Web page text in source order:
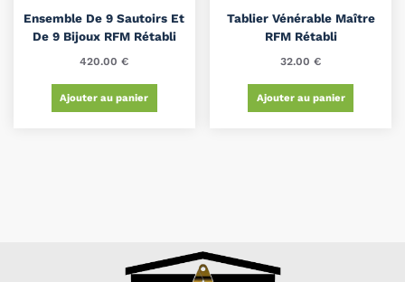
Ensemble De 9 Sautoirs Et
De 9 Bijoux RFM Rétabli
420.00€
Ajouter au panier
Tablier Vénérable Maître
RFM Rétabli
32.00€
Ajouter au panier